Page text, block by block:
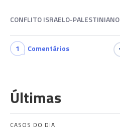
CONFLITO ISRAELO-PALESTINIANO
1 Comentários
Últimas
CASOS DO DIA